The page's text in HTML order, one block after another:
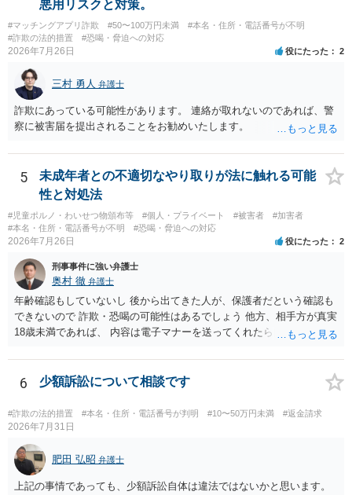
悪用リスクと対策。
#マッチングアプリ詐欺 #50〜100万円未満
#本名・住所・電話番号が不明
#詐欺の法的措置
#恐喝・脅迫への対応
2026年7月26日 役にたった 2
三村 勇人 弁護士
詐欺にあっている可能性があります。 連絡が取れないのであれば、警
察に被害届を提出されることをお勧めいたします。
5
未成年者との不適切なやり取りが法に触れる可能
性と対処法
#児童ポルノ・わいせつ物頒布等 #個人・プライベート #被害者
#加害者
#本名・住所・電話番号が不明
#恐喝・脅迫への対応
2026年7月26日 役にたった 2
刑事事件に強い弁護士
奥村 徹 弁護士
年齢確認もしていないし 後から出てきた人が、保護者だという確認も
できないので 詐欺・恐喝の可能性はあるでしょう 他方、相手方が真実
18歳未満であれば、 内容は電子マナーを送ってくれたら自慰行為など
画の尺は10分ほど、服を着たままで胸を触って欲しい、などの要望を
して、要求された金額(1000円程度)の電子マネーを送信してしまいま
欲しい、住んでいる都道府県と区を教えてと言われたので教えたりと
言ったやり取りをしていました。 というやりとりは、青少年条例違反
（わいせつ行為）の疑いがあります。18歳未満と知らなくても処罰可
能です。
6 少額訴訟について相談です
#詐欺の法的措置 #本名・住所・電話番号が判明 #10〜50万円未満 #返金請求
2026年7月31日
肥田 弘昭 弁護士
上記の事情であっても、少額訴訟自体は違法ではないかと思います。